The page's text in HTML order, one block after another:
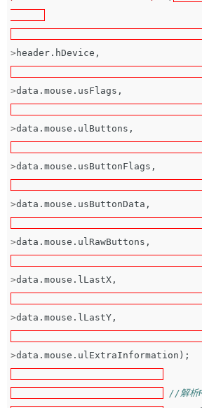
> header . hDevice ,
>data . mouse . usFlags ,
>data . mouse . ulButtons ,
>data . mouse . usButtonFlags ,
>data . mouse . usButtonData ,
>data . mouse . ulRawButtons ,
>data . mouse . lLastX ,
>data . mouse . lLastY ,
>data . mouse . ulExtraInformation );
//解析